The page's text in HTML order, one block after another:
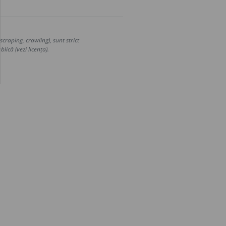
crawling), sunt strict
(vezi licența).